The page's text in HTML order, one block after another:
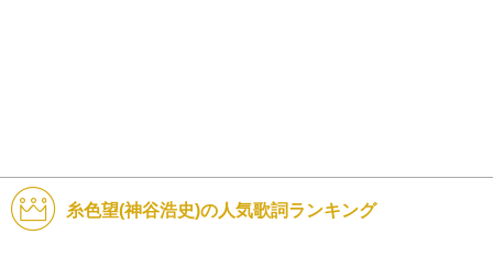
糸色望(神谷浩史)の人気歌詞ランキング